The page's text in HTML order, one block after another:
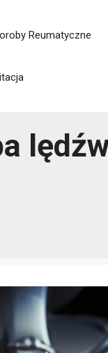
Reumatyczne